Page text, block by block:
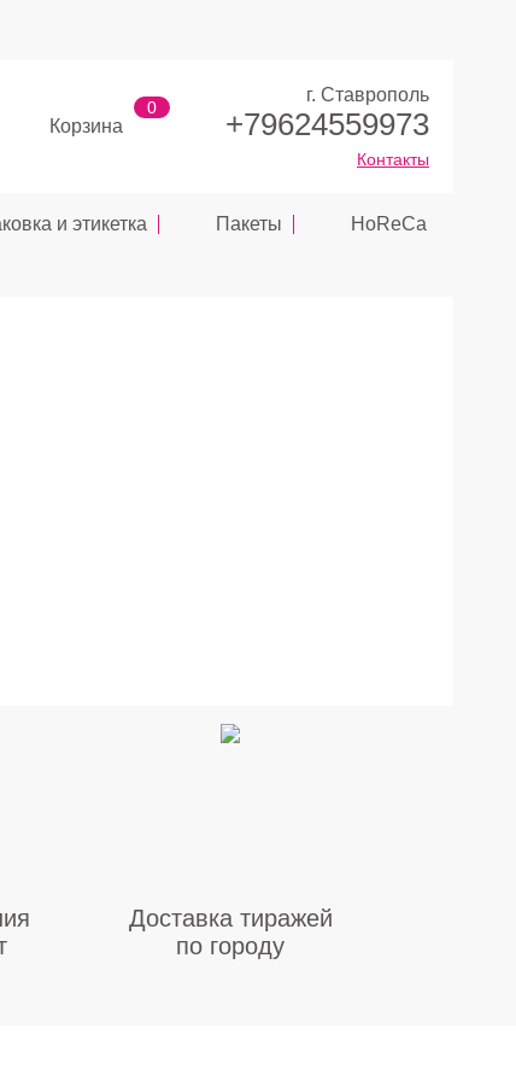
Корзина
0
г. Ставрополь
+79624559973
Контакты
и этикетка Пакеты HoReCa
Доставка тиражей
по городу